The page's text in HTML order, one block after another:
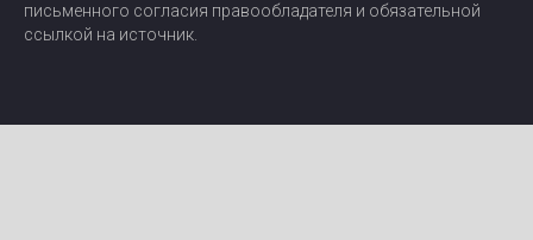
письменного согласия правообладателя и обязательной
ссылкой на источник.